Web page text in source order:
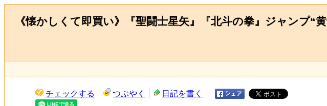
《懐かしくて即買い》『聖闘士星矢』『北斗の拳』ジャンプ“
チェックする つぶやく 日記を書く